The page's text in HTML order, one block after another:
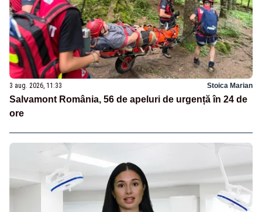
3 aug. 2026, 11:33 Stoica Marian
Salvamont România, 56 de apeluri de urgență în 24 de
ore